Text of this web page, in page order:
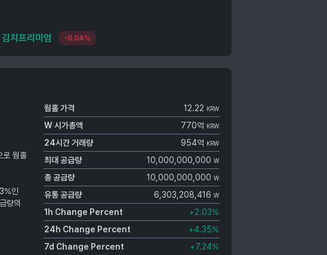
김치프리미엄 -0.04%
로 웜홀
인
량의
웜홀가격 12.22 KRW
W시가총액 770억 KRW
24시간 거래량 954억 KRW
최대 공급량 10,000,000,000 W
총 공급량 10,000,000,000 W
유통 공급량 6,303,208,416 W
1h Change Percent +2.03%
24h Change Percent
+4.35%
7d Change Percent
+7.24%